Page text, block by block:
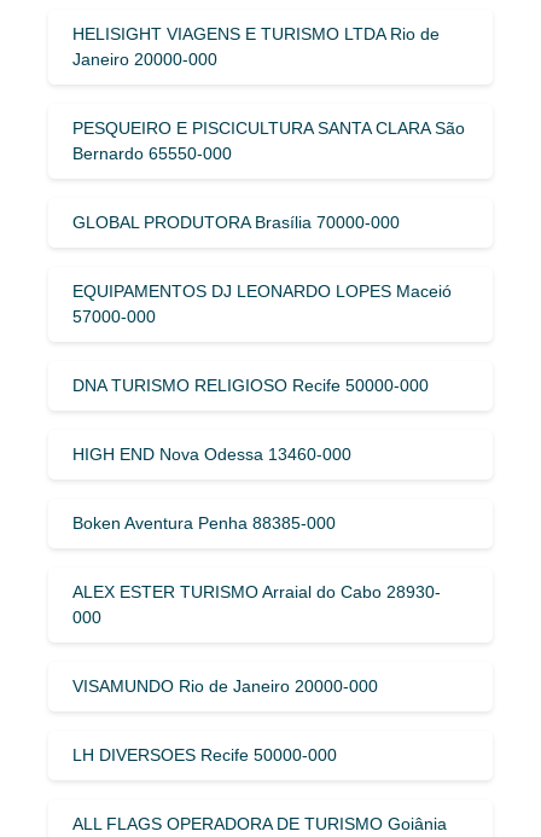
HELISIGHT VIAGENS E TURISMO LTDA Rio de
Janeiro 20000-000
PESQUEIRO E PISCICULTURA SANTA CLARA São
Bernardo 65550-000
GLOBAL PRODUTORA Brasília 70000-000
EQUIPAMENTOS DJ LEONARDO LOPES Maceió
57000-000
DNA TURISMO RELIGIOSO Recife 50000-000
HIGH END Nova Odessa 13460-000
Boken Aventura Penha 88385-000
ALEX ESTER TURISMO Arraial do Cabo 28930-
000
VISAMUNDO Rio de Janeiro 20000-000
LH DIVERSOES Recife 50000-000
ALL FLAGS OPERADORA DE TURISMO Goiânia